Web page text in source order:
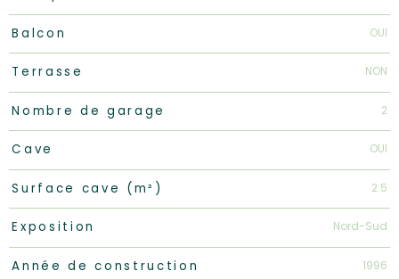
Balcon OUI
Terrasse NON
Nombre de garage 2
Cave OUI
Surface cave (m²) 2.5
Exposition Nord-Sud
Année de construction 1996